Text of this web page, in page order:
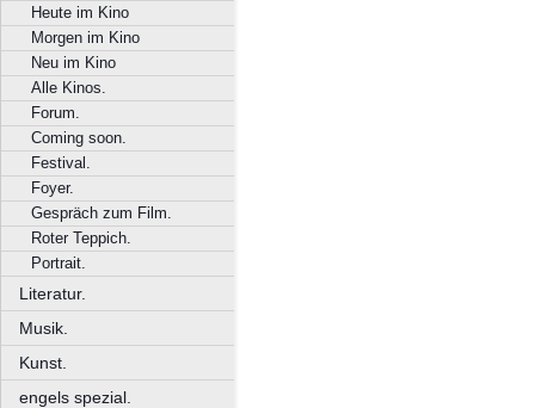
Heute im Kino
Morgen im Kino
Neu im Kino
Alle Kinos.
Forum.
Coming soon.
Festival.
Foyer.
Gespräch zum Film.
Roter Teppich.
Portrait.
Literatur.
Musik.
Kunst.
engels spezial.